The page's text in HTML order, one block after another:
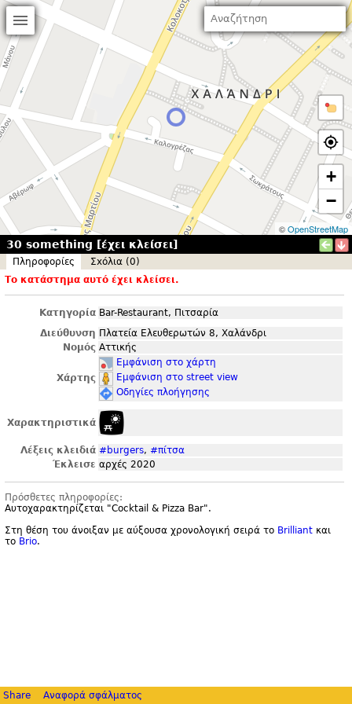
+
−
©OpenStreetMap
30 something [έχει κλείσει]
Πληροφορίες
Σxόλια (0)
Το κατάστημα αυτό έχει κλείσει.
Κατηγορία Bar-Restaurant, Πιτσαρία
Διεύθυνση Πλατεία Ελευθερωτών 8, Χαλάνδρι
Νομός Αττικής
Χάρτης
Εμφάνιση στο χάρτη
Εμφάνιση στο street view
Οδηγίες πλοήγησης
Χαρακτηριστικά
Λέξεις κλειδιά #burgers, #πίτσα
Έκλεισε αρχές 2020
Πρόσθετες πληροφορίες:
Αυτοχαρακτηρίζεται "Cocktail & Pizza Bar".
Στη θέση του άνοιξαν με αύξουσα χρονολογική σειρά το Brilliant και
το Brio.
Share Αναφορά σφάλματος